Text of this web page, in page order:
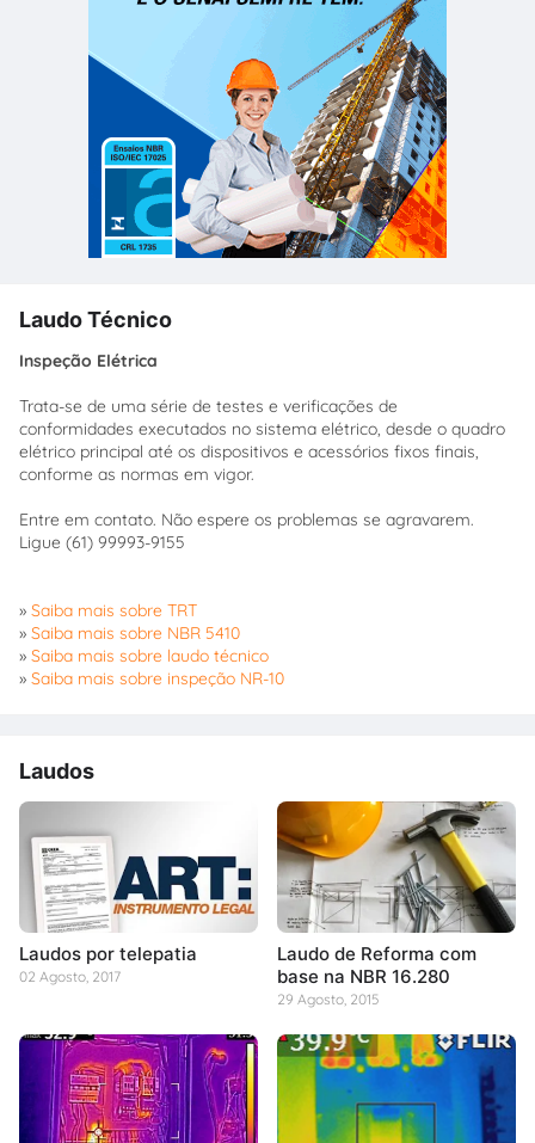
Laudo Técnico
Inspeção Elétrica
Trata-se de uma série de testes e verificações de
conformidades executados no sistema elétrico, desde o quadro
elétrico principal até os dispositivos e acessórios fixos finais,
conforme as normas em vigor.
Entre em contato. Não espere os problemas se agravarem.
Ligue (61) 99993-9155
» Saiba mais sobre TRT
» Saiba mais sobre NBR 5410
» Saiba mais sobre laudo técnico
» Saiba mais sobre inspeção NR-10
Laudos
Laudos por telepatia
02 Agosto, 2017
Laudo de Reforma com
base na NBR 16.280
29 Agosto, 2015